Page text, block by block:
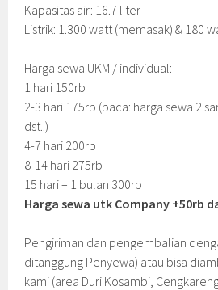
Kapasitas air: 16.7 liter
Listrik: 1.300 watt (memasak) & 180
Harga sewa UKM / individual:
1 hari 150rb
2-3 hari 175rb (baca: harga sewa 2
dst..)
4-7 hari 200rb
8-14 hari 275rb
15 hari – 1 bulan 300rb
Harga sewa utk Company +50rb
Pengiriman dan pengembalian
ditanggung Penyewa) atau bisa
kami (area Duri Kosambi,